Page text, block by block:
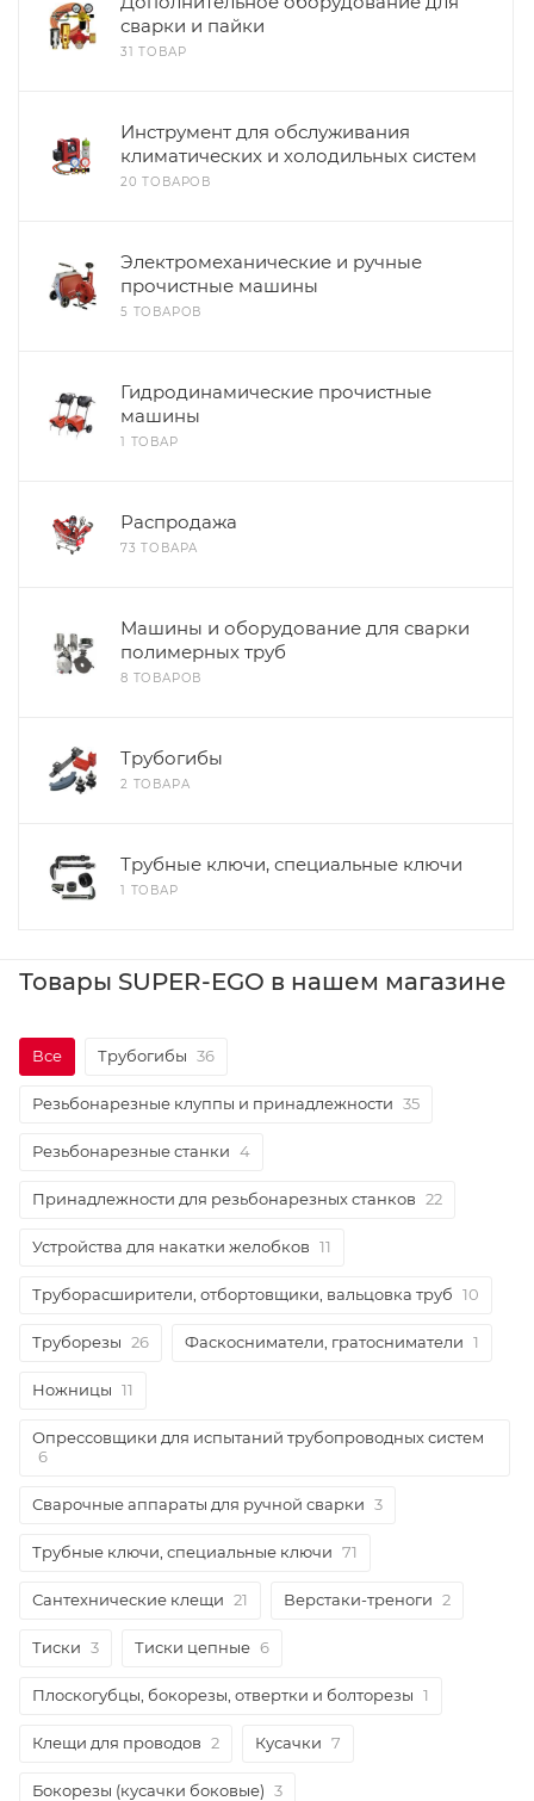
сварки и пайки
31 ТОВАР
Инструмент для обслуживания
климатических и холодильных систем
20 ТОВАРОВ
Электромеханические и ручные
прочистные машины
5 ТОВАРОВ
Гидродинамические прочистные
машины
1 ТОВАР
Распродажа
73 ТОВАРА
Машины и оборудование для сварки
полимерных труб
8 ТОВАРОВ
Трубогибы
2 ТОВАРА
Трубные ключи, специальные ключи
1 ТОВАР
Товары SUPER-EGO в нашем магазине
Все Трубогибы 36
Резьбонарезные клуппы и принадлежности 35
Резьбонарезные станки 4
Принадлежности для резьбонарезных станков 22
Устройства для накатки желобков 11
Труборасширители, отбортовщики, вальцовка труб 10
Труборезы 26 Фаскосниматели, гратосниматели 1
Ножницы 11
Опрессовщики для испытаний трубопроводных систем
6
Сварочные аппараты для ручной сварки 3
Трубные ключи, специальные ключи 71
Сантехнические клещи 21 Верстаки-треноги 2
Тиски 3 Тиски цепные 6
Плоскогубцы, бокорезы, отвертки и болторезы 1
Клещи для проводов 2 Кусачки 7
Бокорезы (кусачки боковые) 3